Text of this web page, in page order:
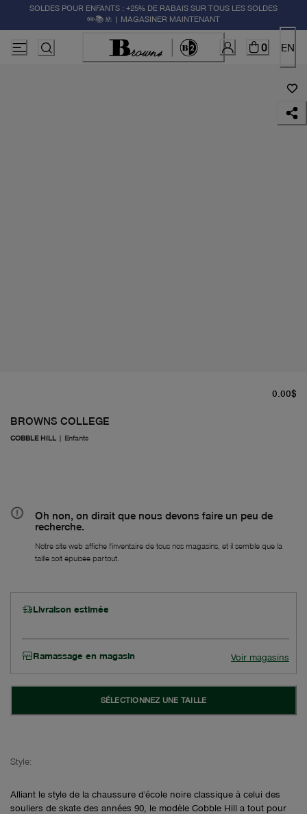
SOLDES POUR ENFANTS : +25% DE RABAIS SUR TOUS LES SOLDES
✏️📚🚸 | MAGASINER MAINTENANT
0 EN
BROWNS COLLEGE
COBBLE HILL | Enfants
0.00$
Oh non, on dirait que nous devons faire un peu de
recherche.
Notre site web affiche l'inventaire de tous nos magasins, et il semble que la
taille soit épuisée partout.
Livraison estimée
Ramassage en magasin Voir magasins
SÉLECTIONNEZ UNE TAILLE
Style:
Alliant le style de la chaussure d'école noire classique à celui des
souliers de skate des années 90, le modèle Cobble Hill a tout pour